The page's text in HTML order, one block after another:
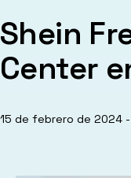
Shein
Center
Publicada
15 de febrero de 2024